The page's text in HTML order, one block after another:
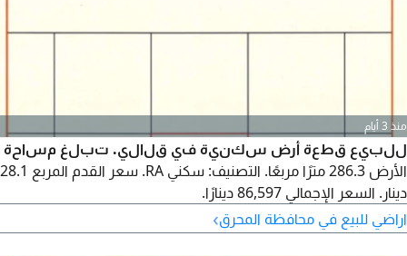
منذ 3 أيام
للبيع قطعة أرض سكنية في قلالي. تبلغ مساحة
الأرض 286.3 مترًا مربعًا. التصنيف: سكني RA. سعر القدم المربع 28.1
دينار. السعر الإجمالي 86,597 دينارًا.
اراضي للبيع في محافظة المحرق›